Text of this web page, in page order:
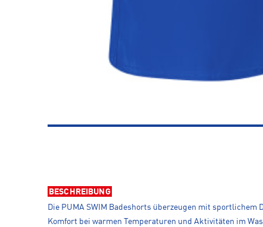
BESCHREIBUNG
Die PUMA SWIM Badeshorts überzeugen mit
Komfort bei warmen Temperaturen und Aktivitäten im